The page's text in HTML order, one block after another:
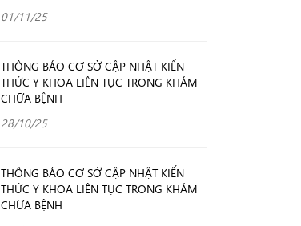
01/11/25
THÔNG BÁO CƠ SỞ CẬP NHẬT KIẾN
THỨC Y KHOA LIÊN TỤC TRONG KHÁM
CHỮA BỆNH
28/10/25
THÔNG BÁO CƠ SỞ CẬP NHẬT KIẾN
THỨC Y KHOA LIÊN TỤC TRONG KHÁM
CHỮA BỆNH